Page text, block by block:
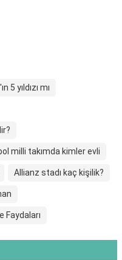
5 yıldızı mı
milli takımda kimler evli
Allianz stadı kaç kişilik?
Faydaları